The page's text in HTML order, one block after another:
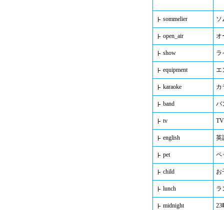
sommelier ソ
open_air オ
show ラ
equipment エ
karaoke カ
band バ
tv
english 英
pet ペ
child お
lunch ラ
midnight 23